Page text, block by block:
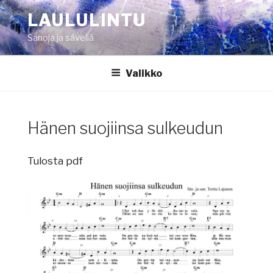
Siirry
sisältöönLAULULINTU
Sanoja ja säveliä
Valikko
Hänen suojiinsa sulkeudun
Tulosta pdf